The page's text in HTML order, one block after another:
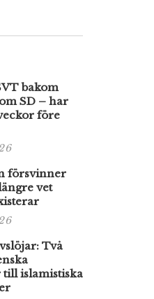
bakom
SD – har
före
försvinner
vet
Två
islamistiska